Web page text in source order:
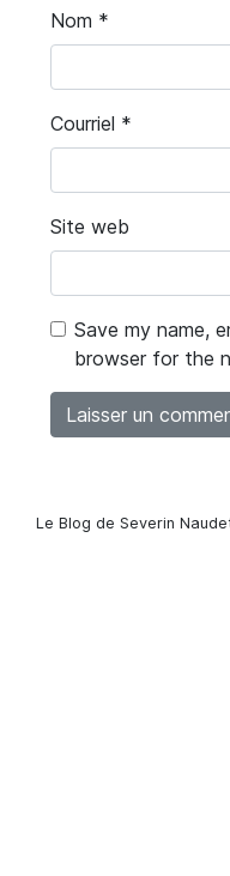
Nom *
Courriel *
Site web
Save my name,
browser for the
Le Blog de Severin